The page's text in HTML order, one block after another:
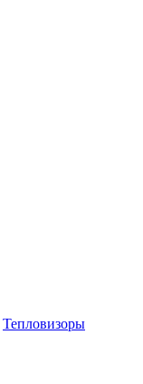
Тепловизоры